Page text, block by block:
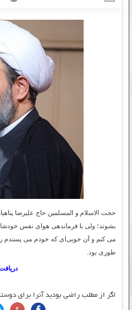
حجت الاسلام و المسلمین حاج علیرضا
بشوند؛ ولی با فرماندهی هوای نفس
می‌ کنم و آن خوبی‌ای که خودم می‌ پسندم
طوری بود.
اگر از مطلب راضی بودید آنرا برای